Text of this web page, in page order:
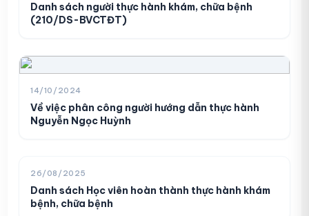
Danh sách người thực hành khám, chữa bệnh
(210/DS-BVCTĐT)
14/10/2024
Về việc phân công người hướng dẫn thực hành
Nguyễn Ngọc Huỳnh
26/08/2025
Danh sách Học viên hoàn thành thực hành khám
bệnh, chữa bệnh
01
Danh sách người thực hành khám,
chữa bệnh (210/DS-BVCTĐT)
02 bệnh, chữa bệnh (138/DS-BVCTĐT)
06/02/2026
03
Danh sách người thực hành khám
bệnh, chữa bệnh (129/DS-BVCTĐT)
06/02/2026